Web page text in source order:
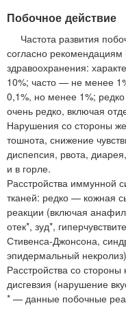
Побочное действие
Частота развития
согласно
здравоохранения:
10%; часто — не менее
0,1%, но менее 1%;
очень редко, включая
Нарушения со стороны
тошнота, снижение
диспепсия, рвота,
и в горле.
Расстройства иммунной
тканей: редко — кожная
реакции (включая
отек*, зуд*,
Стивенса-Джонсона,
эпидермальный
Расстройства со
дисгевзия (нарушение
* — данные побочные